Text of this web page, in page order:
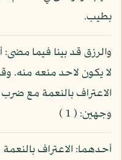
بطيب.
والرزق قد بينا فيما مضى:
لا يكون لاحد منعه منه.
الاعتراف بالنعمة مع
وجهين: ( 1 )
أحدهما: الاعتراف